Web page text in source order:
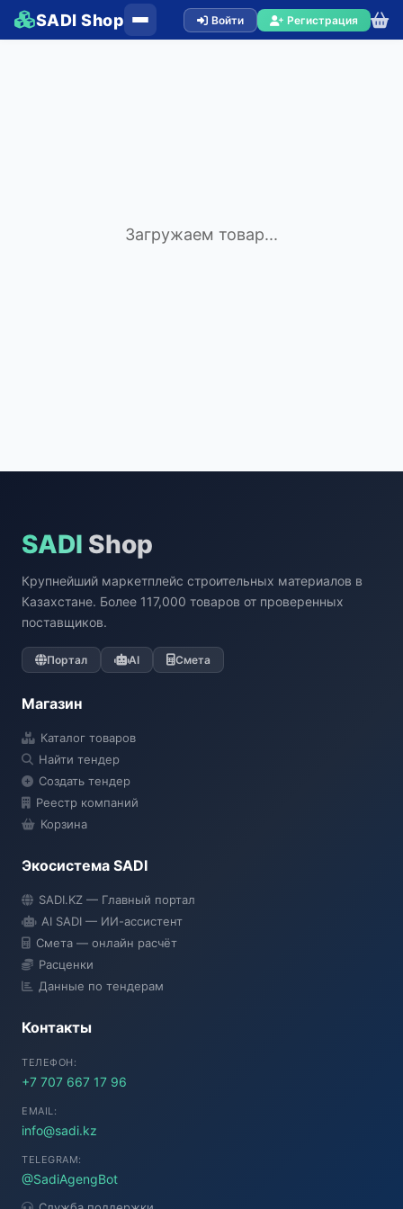
SADI Shop Войти Регистрация
Загружаем товар...
SADI Shop
Крупнейший маркетплейс строительных материалов в
Казахстане. Более 117,000 товаров от проверенных
поставщиков.
Портал AI Смета
Магазин
Каталог товаров
Найти тендер
Создать тендер
Реестр компаний
Корзина
Экосистема SADI
SADI.KZ — Главный портал
AI SADI — ИИ-ассистент
Смета — онлайн расчёт
Расценки
Данные по тендерам
Контакты
ТЕЛЕФОН:
+7 707 667 17 96
EMAIL:
info@sadi.kz
TELEGRAM:
@SadiAgengBot
● Подключение...